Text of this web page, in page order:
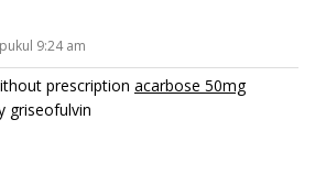
9:24 am
prescription acarbose 50mg
griseofulvin